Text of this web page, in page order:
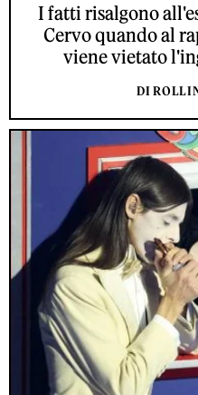
I fatti risalgono
Cervo quando al
viene vietato
DI